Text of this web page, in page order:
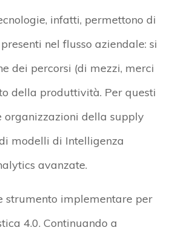
infatti, permettono di
nel flusso aziendale: si
dei percorsi (di mezzi, merci
della produttività. Per questi
organizzazioni della supply
modelli di Intelligenza
avanzate.
strumento implementare per
4.0. Continuando a